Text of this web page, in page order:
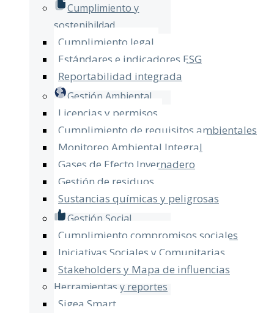
Cumplimiento y
sostenibildad
Cumplimiento legal
Estándares e indicadores ESG
Reportabilidad integrada
Gestión Ambiental
Licencias y permisos
Cumplimiento de requisitos ambientales
Monitoreo Ambiental Integral
Gases de Efecto Invernadero
Gestión de residuos
Sustancias químicas y peligrosas
Gestión Social
Cumplimiento compromisos sociales
Iniciativas Sociales y Comunitarias
Stakeholders y Mapa de influencias
Herramientas y reportes
Sigea Smart